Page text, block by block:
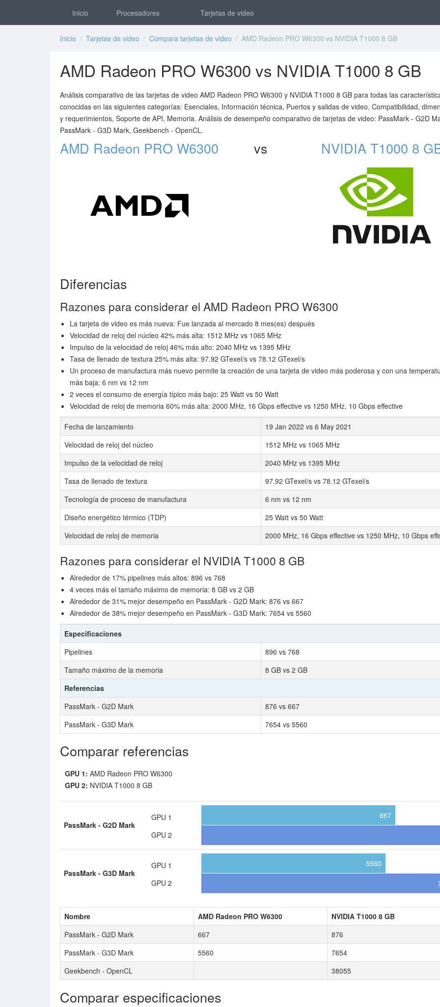
Inicio Procesadores Tarjetas de video
Inicio / Tarjetas de video / Compara tarjetas de video / AMD Radeon PRO W6300 vs NVIDIA T1000 8 GB
AMD Radeon PRO W6300 vs NVIDIA T1000 8 GB
Análisis comparativo de las tarjetas de video AMD Radeon PRO W6300 y NVIDIA T1000 8 GB para todas las
conocidas en las siguientes categorías: Esenciales, Información técnica, Puertos y salidas de video, Compatibilidad,
y requerimientos, Soporte de API, Memoria. Análisis de desempeño comparativo de tarjetas de video: PassMark - G2D
PassMark - G3D Mark, Geekbench - OpenCL.
AMD Radeon PRO W6300 vs NVIDIA T1000 8
Diferencias
Razones para considerar el AMD Radeon PRO W6300
La tarjeta de video es más nueva: Fue lanzada al mercado 8 mes(es) después
Velocidad de reloj del núcleo 42% más alta: 1512 MHz vs 1065 MHz
Impulso de la velocidad de reloj 46% más alto: 2040 MHz vs 1395 MHz
Tasa de llenado de textura 25% más alta: 97.92 GTexel/s vs 78.12 GTexel/s
Un proceso de manufactura más nuevo permite la creación de una tarjeta de video más poderosa y con una
más baja: 6 nm vs 12 nm
2 veces el consumo de energía típico más bajo: 25 Watt vs 50 Watt
Velocidad de reloj de memoria 60% más alta: 2000 MHz, 16 Gbps effective vs 1250 MHz, 10 Gbps effective
Fecha de lanzamiento
19 Jan 2022 vs 6 May 2021
Velocidad de reloj del núcleo
1512 MHz vs 1065 MHz
Impulso de la velocidad de reloj
2040 MHz vs 1395 MHz
Tasa de llenado de textura
97.92 GTexel/s vs 78.12 GTexel/s
Tecnología de proceso de manufactura
6 nm vs 12 nm
Diseño energético térmico (TDP)
25 Watt vs 50 Watt
Velocidad de reloj de memoria
2000 MHz, 16 Gbps effective vs 1250 MHz, 10 Gbps
Razones para considerar el NVIDIA T1000 8 GB
Alrededor de 17% pipelines más altos: 896 vs 768
4 veces más el tamaño máximo de memoria: 8 GB vs 2 GB
Alrededor de 31% mejor desempeño en PassMark - G2D Mark: 876 vs 667
Alrededor de 38% mejor desempeño en PassMark - G3D Mark: 7654 vs 5560
Especificaciones
Pipelines
896 vs 768
Tamaño máximo de la memoria
8 GB vs 2 GB
Referencias
PassMark - G2D Mark
876 vs 667
PassMark - G3D Mark
7654 vs 5560
Comparar referencias
GPU 1: AMD Radeon PRO W6300
GPU 2: NVIDIA T1000 8 GB
PassMark - G2D Mark
GPU 1
GPU 2
667
PassMark - G3D Mark
GPU 1
GPU 2
5560
Nombre AMD Radeon PRO W6300
NVIDIA T1000 8 GB
PassMark - G2D Mark
667
876
PassMark - G3D Mark
5560
7654
Geekbench - OpenCL
38055
Comparar especificaciones